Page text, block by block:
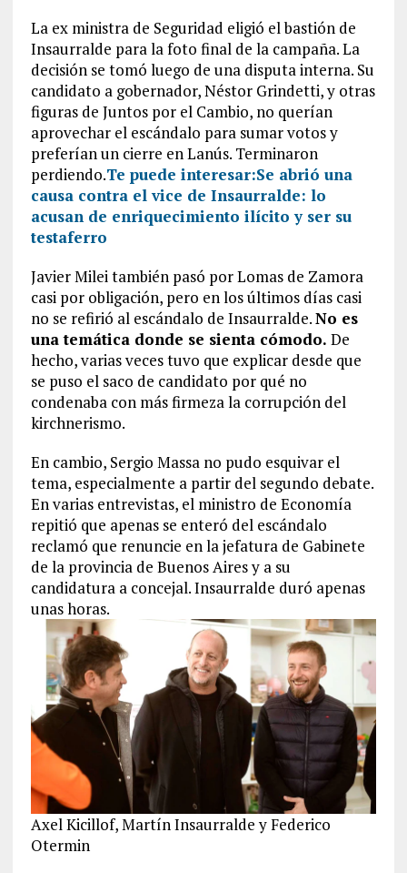
La ex ministra de Seguridad eligió el bastión de
Insaurralde para la foto final de la campaña. La
decisión se tomó luego de una disputa interna. Su
candidato a gobernador, Néstor Grindetti, y otras
figuras de Juntos por el Cambio, no querían
aprovechar el escándalo para sumar votos y
preferían un cierre en Lanús. Terminaron
perdiendo.Te puede interesar:Se abrió una
causa contra el vice de Insaurralde: lo
acusan de enriquecimiento ilícito y ser su
testaferro
Javier Milei también pasó por Lomas de Zamora
casi por obligación, pero en los últimos días casi
no se refirió al escándalo de Insaurralde.No es
una temática donde se sienta cómodo. De
hecho, varias veces tuvo que explicar desde que
se puso el saco de candidato por qué no
condenaba con más firmeza la corrupción del
kirchnerismo.
En cambio, Sergio Massa no pudo esquivar el
tema, especialmente a partir del segundo debate.
En varias entrevistas, el ministro de Economía
repitió que apenas se enteró del escándalo
reclamó que renuncie en la jefatura de Gabinete
de la provincia de Buenos Aires y a su
candidatura a concejal. Insaurralde duró apenas
unas horas.
Axel Kicillof, Martín Insaurralde y Federico
Otermin